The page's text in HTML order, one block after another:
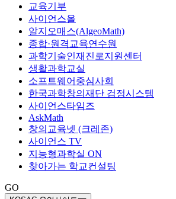
교육기부
사이언스올
알지오매스(AlgeoMath)
종합·원격교육연수원
과학기술인재진로지원센터
생활과학교실
소프트웨어중심사회
한국과학창의재단 검정시스템
사이언스타임즈
AskMath
창의교육넷 (크레존)
사이언스 TV
지능형과학실 ON
찾아가는 학교컨설팅
GO